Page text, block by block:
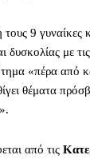
9 γυναίκες
δυσκολίας με
«πέρα από
θέματα
από τις